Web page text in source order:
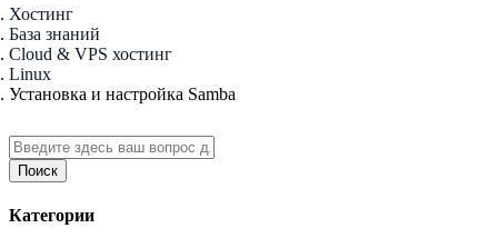
Хостинг
База знаний
Cloud & VPS хостинг
Linux
Установка и настройка Samba
Поиск
Категории